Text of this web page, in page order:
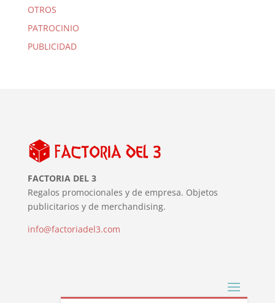
OTROS
PATROCINIO
PUBLICIDAD
FACTORIA DEL 3
Regalos promocionales y de empresa. Objetos
publicitarios y de merchandising.
info@factoriadel3.com